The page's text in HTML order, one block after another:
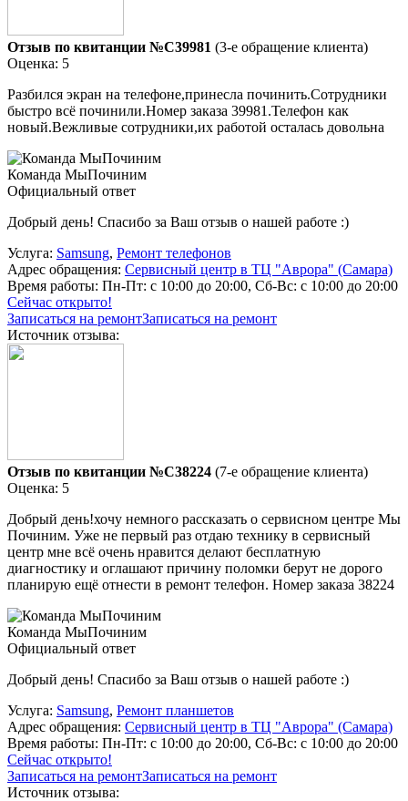
Отзыв по квитанции №C39981 (3-е обращение клиента)
Оценка: 5
Разбился экран на телефоне,принесла починить.Сотрудники
быстро всё починили.Номер заказа 39981.Телефон как
новый.Вежливые сотрудники,их работой осталась довольна
Команда МыПочиним
Официальный ответ
Добрый день! Спасибо за Ваш отзыв о нашей работе :)
Услуга: Samsung, Ремонт телефонов
Адрес обращения: Сервисный центр в ТЦ "Аврора" (Самара)
Время работы: Пн-Пт: с 10:00 до 20:00, Сб-Вс: с 10:00 до 20:00
Сейчас открыто!
Записаться на ремонтЗаписаться на ремонт
Источник отзыва:
Отзыв по квитанции №C38224 (7-е обращение клиента)
Оценка: 5
Добрый день!хочу немного рассказать о сервисном центре Мы
Починим. Уже не первый раз отдаю технику в сервисный
центр мне всё очень нравится делают бесплатную
диагностику и оглашают причину поломки берут не дорого
планирую ещё отнести в ремонт телефон. Номер заказа 38224
Команда МыПочиним
Официальный ответ
Добрый день! Спасибо за Ваш отзыв о нашей работе :)
Услуга: Samsung, Ремонт планшетов
Адрес обращения: Сервисный центр в ТЦ "Аврора" (Самара)
Время работы: Пн-Пт: с 10:00 до 20:00, Сб-Вс: с 10:00 до 20:00
Сейчас открыто!
Записаться на ремонтЗаписаться на ремонт
Источник отзыва: